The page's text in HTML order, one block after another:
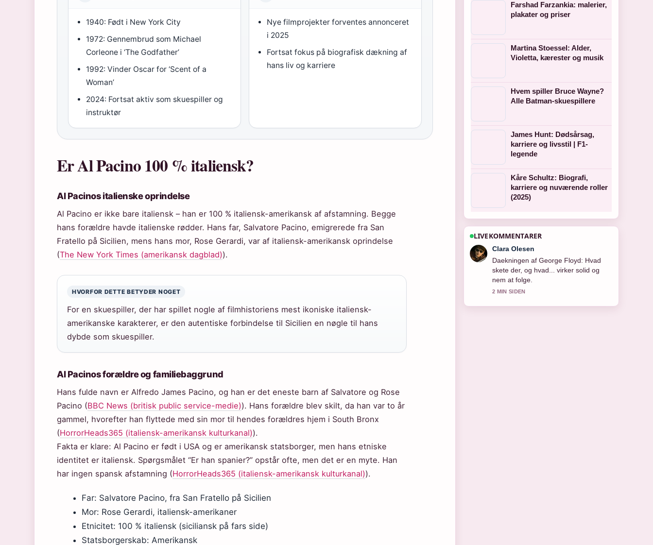
1940: Født i New York City
1972: Gennembrud som Michael
Corleone i ‘The Godfather’
1992: Vinder Oscar for ‘Scent of a
Woman’
2024: Fortsat aktiv som skuespiller og
instruktør
Nye filmprojekter forventes annonceret
i 2025
Fortsat fokus på biografisk dækning af
hans liv og karriere
Er Al Pacino 100 % italiensk?
Al Pacinos italienske oprindelse
Al Pacino er ikke bare italiensk – han er 100 % italiensk-amerikansk af afstamning. Begge
hans forældre havde italienske rødder. Hans far, Salvatore Pacino, emigrerede fra San
Fratello på Sicilien, mens hans mor, Rose Gerardi, var af italiensk-amerikansk oprindelse
(The New York Times (amerikansk dagblad)).
HVORFOR DETTE BETYDER NOGET
For en skuespiller, der har spillet nogle af filmhistoriens mest ikoniske italiensk-
amerikanske karakterer, er den autentiske forbindelse til Sicilien en nøgle til hans
dybde som skuespiller.
Al Pacinos forældre og familiebaggrund
Hans fulde navn er Alfredo James Pacino, og han er det eneste barn af Salvatore og Rose
Pacino (BBC News (britisk public service-medie)). Hans forældre blev skilt, da han var to år
gammel, hvorefter han flyttede med sin mor til hendes forældres hjem i South Bronx
(HorrorHeads365 (italiensk-amerikansk kulturkanal)).
Fakta er klare: Al Pacino er født i USA og er amerikansk statsborger, men hans etniske
identitet er italiensk. Spørgsmålet “Er han spanier?” opstår ofte, men det er en myte. Han
har ingen spansk afstamning (HorrorHeads365 (italiensk-amerikansk kulturkanal)).
Far: Salvatore Pacino, fra San Fratello på Sicilien
Mor: Rose Gerardi, italiensk-amerikaner
Etnicitet: 100 % italiensk (siciliansk på fars side)
Statsborgerskab: Amerikansk
Farshad Farzankia: malerier,
plakater og priser
Martina Stoessel: Alder,
Violetta, kærester og musik
Hvem spiller Bruce Wayne?
Alle Batman-skuespillere
James Hunt: Dødsårsag,
karriere og livsstil | F1-
legende
Kåre Schultz: Biografi,
karriere og nuværende roller
(2025)
LIVEKOMMENTARER
Ida Andersen
Starkt verificeringsarbejde omkring
Google Street View i Danmark: Guide,
dækning.... Flere medier burde skrive
pa denne made.